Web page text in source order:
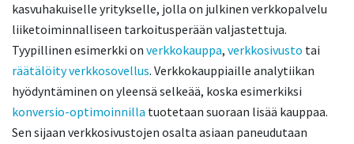
kasvuhakuiselle yritykselle, jolla on julkinen verkkopalvelu
liiketoiminnalliseen tarkoitusperään valjastettuja.
Tyypillinen esimerkki on verkkokauppa, verkkosivusto tai
räätälöity verkkosovellus. Verkkokauppiaille analytiikan
hyödyntäminen on yleensä selkeää, koska esimerkiksi
konversio-optimoinnilla tuotetaan suoraan lisää kauppaa.
Sen sijaan verkkosivustojen osalta asiaan paneudutaan